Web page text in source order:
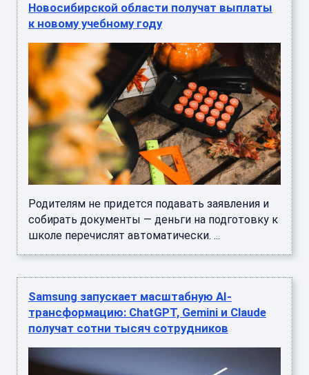
Новосибирской области получат выплаты
к новому учебному году
Родителям не придется подавать заявления и
собирать документы — деньги на подготовку к
школе перечислят автоматически. ...
Samsung запускает масштабную AI-
трансформацию: ChatGPT, Gemini и Claude
получат сотни тысяч сотрудников